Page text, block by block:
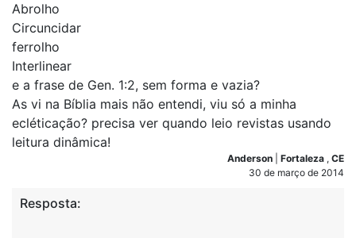
Abrolho
Circuncidar
ferrolho
Interlinear
e a frase de Gen. 1:2, sem forma e vazia?
As vi na Bíblia mais não entendi, viu só a minha
ecléticação? precisa ver quando leio revistas usando
leitura dinâmica!
Anderson Fortaleza , CE
30 de março de 2014
Resposta: